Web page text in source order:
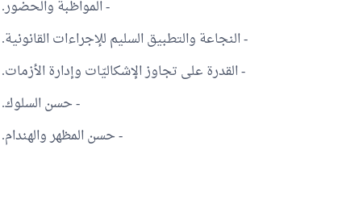
- المواظبة والحضور.
- النجاعة والتطبيق السليم للإجراءات القانونية.
- القدرة على تجاوز الإشكاليّات وإدارة الأزمات.
- حسن السلوك.
- حسن المظهر والهندام.